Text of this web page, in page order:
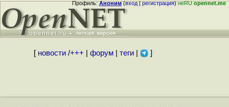
Профиль:Аноним(вход|регистрация)неRUopennet.me
[ новости/+++ форум| теги| ]